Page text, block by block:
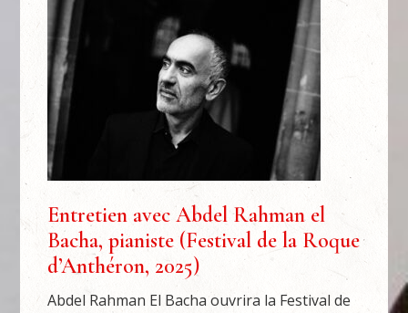
Entretien avec Abdel Rahman el
Bacha, pianiste (Festival de la Roque
d’Anthéron, 2025)
Abdel Rahman El Bacha ouvrira la Festival de